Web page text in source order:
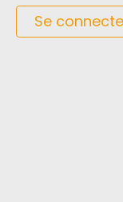
Se